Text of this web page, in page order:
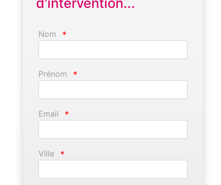
Nom *
Prénom *
Email *
Ville *